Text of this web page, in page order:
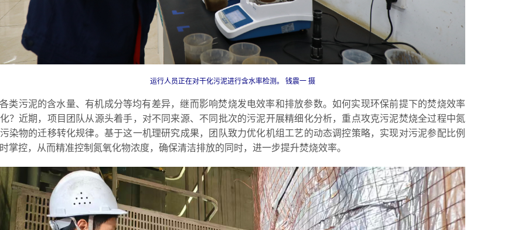
运行人员正在对干化污泥进行含水率检测。 钱震一 摄
各类污泥的含水量、有机成分等均有差异，继而影响焚烧发电效率和排放参数。如何实现环保前提下的焚烧效率
？近期，项目团队从源头着手，对不同来源、不同批次的污泥开展精细化分析，重点攻克污泥焚烧全过程中氮
染物的迁移转化规律。基于这一机理研究成果，团队致力优化机组工艺的动态调控策略，实现对污泥参配比例
掌控，从而精准控制氮氧化物浓度，确保清洁排放的同时，进一步提升焚烧效率。